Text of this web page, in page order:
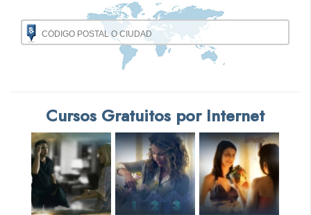
Cursos Gratuitos por Internet